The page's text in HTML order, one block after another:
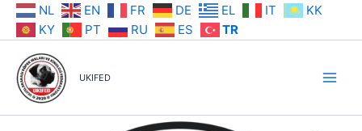
İçeriğe NL EN FR DE EL IT
KK
KY
PT RU ES TR
UKIFED